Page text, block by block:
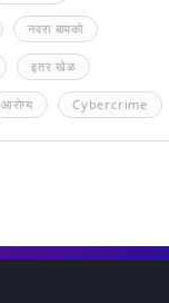
नवरा बायको
इतर खेळ
आरोग्य Cybercrime